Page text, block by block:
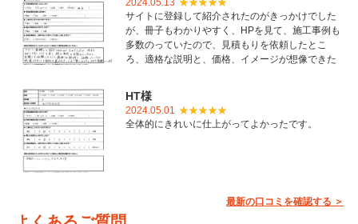
2024.05.13
サイトに登録して紹介されたのがきっかけでした
が、冊子もわかりやすく、HPを見て、施工事例も
多数のっていたので、見積もりを依頼したとこ
ろ、適格な説明と、価格、イメージが想像できた
いただき感謝しています。
HT様
2024.05.01
全体的にきれいに仕上がってよかったです。
最新の口コミを確認する ＞